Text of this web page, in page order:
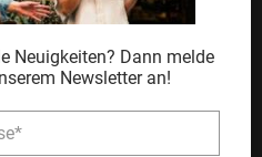
Neuigkeiten? Dann melde
Newsletter an!